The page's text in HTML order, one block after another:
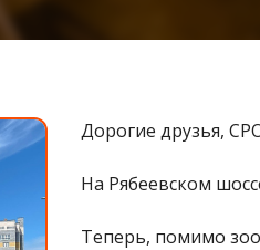
Дорогие друзья,
На Рябеевском
Теперь, помимо